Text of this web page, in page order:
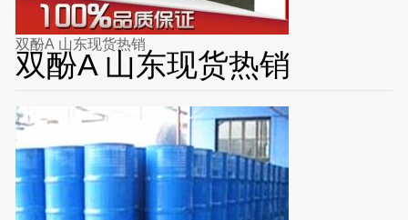
双酚A 山东现货热销
双酚A 山东现货热销